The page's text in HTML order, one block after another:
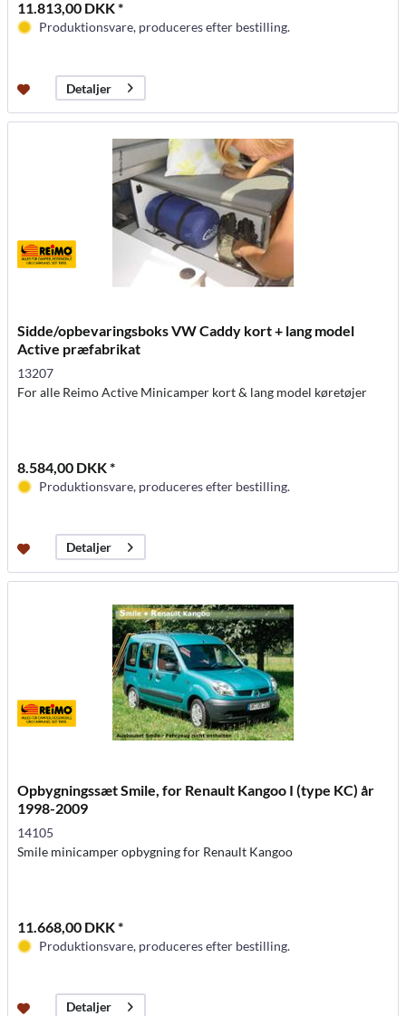
11.813,00 DKK *
Produktionsvare, produceres efter bestilling.
Detaljer
Sidde/opbevaringsboks VW Caddy kort + lang model
Active præfabrikat
13207
For alle Reimo Active Minicamper kort & lang model køretøjer
8.584,00 DKK *
Produktionsvare, produceres efter bestilling.
Detaljer
Opbygningssæt Smile, for Renault Kangoo I (type KC) år
1998-2009
14105
Smile minicamper opbygning for Renault Kangoo
11.668,00 DKK *
Produktionsvare, produceres efter bestilling.
Detaljer